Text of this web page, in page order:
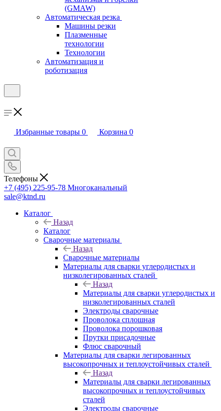
(GMAW)
Автоматическая резка
Машины резки
Плазменные
технологии
Технологии
Автоматизация и
роботизация
Избранные товары 0 Корзина 0
Телефоны
+7 (495) 225-95-78 Многоканальный
sale@ktnd.ru
Каталог
Назад
Каталог
Сварочные материалы
Назад
Сварочные материалы
Материалы для сварки углеродистых и
низколегированных сталей
Назад
Материалы для сварки углеродистых и
низколегированных сталей
Электроды сварочные
Проволока сплошная
Проволока порошковая
Прутки присадочные
Флюс сварочный
Материалы для сварки легированных
высокопрочных и теплоустойчивых сталей
Назад
Материалы для сварки легированных
высокопрочных и теплоустойчивых
сталей
Электроды сварочные